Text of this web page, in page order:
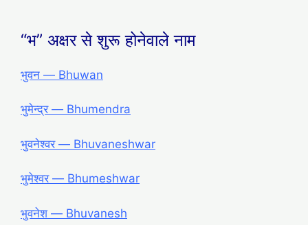
“भ” अक्षर से शुरू होनेवाले नाम
भुवन — Bhuwan
भुमेन्द्र — Bhumendra
भुवनेश्वर — Bhuvaneshwar
भुमेश्वर — Bhumeshwar
भुवनेश — Bhuvanesh